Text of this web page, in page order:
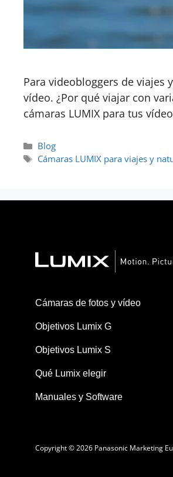
Para videobloggers de viajes
vídeo. ¿Por qué viajar con
cámaras LUMIX para tus
Blog
Cámaras LUMIX para viajes y
Cámaras de fotos y vídeo
Objetivos Lumix G
Objetivos Lumix S
Qué Lumix elegir
Manuales y Software
Copyright © 2026 Panasonic Marketing